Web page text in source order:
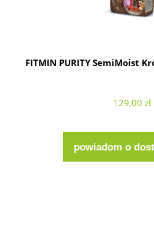
FITMIN PURITY SemiMoist
129,00 zł
powiadom o